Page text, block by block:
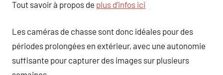
Tout savoir à propos de plus d’infos ici
Les caméras de chasse sont donc idéales pour des
périodes prolongées en extérieur, avec une autonomie
suffisante pour capturer des images sur plusieurs